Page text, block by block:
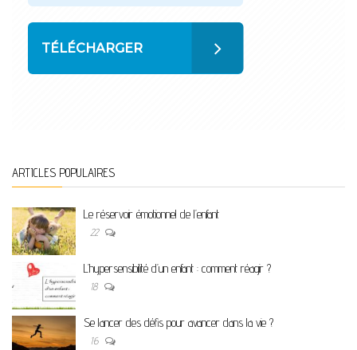
TÉLÉCHARGER
ARTICLES POPULAIRES
Le réservoir émotionnel de l’enfant
22
L’hypersensibilité d’un enfant : comment réagir ?
18
Se lancer des défis pour avancer dans la vie ?
16